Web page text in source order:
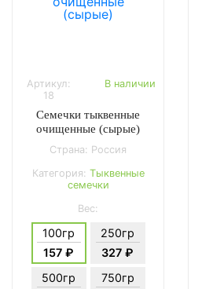
Артикул:
18
В наличии
Семечки тыквенные
очищенные (сырые)
Страна: Россия
Категория: Тыквенные
семечки
Вес:
100гр
157 ₽
250гр
327 ₽
500гр
750гр